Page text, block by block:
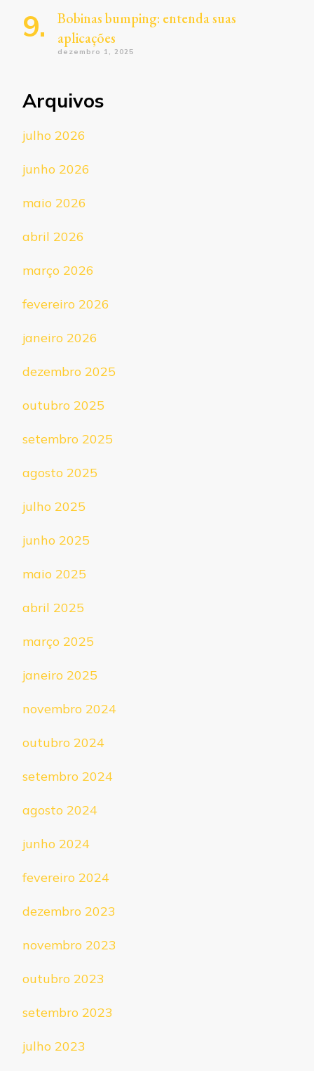
Bobinas bumping: entenda suas
aplicações
dezembro 1, 2025
Arquivos
julho 2026
junho 2026
maio 2026
abril 2026
março 2026
fevereiro 2026
janeiro 2026
dezembro 2025
outubro 2025
setembro 2025
agosto 2025
julho 2025
junho 2025
maio 2025
abril 2025
março 2025
janeiro 2025
novembro 2024
outubro 2024
setembro 2024
agosto 2024
junho 2024
fevereiro 2024
dezembro 2023
novembro 2023
outubro 2023
setembro 2023
julho 2023